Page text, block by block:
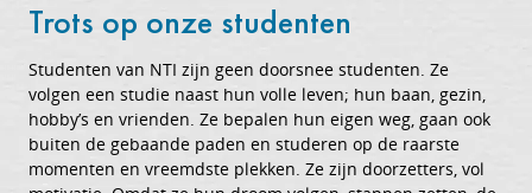
Trots op onze studenten
Studenten van NTI zijn geen doorsnee studenten. Ze
volgen een studie naast hun volle leven; hun baan, gezin,
hobby’s en vrienden. Ze bepalen hun eigen weg, gaan ook
buiten de gebaande paden en studeren op de raarste
momenten en vreemdste plekken. Ze zijn doorzetters, vol